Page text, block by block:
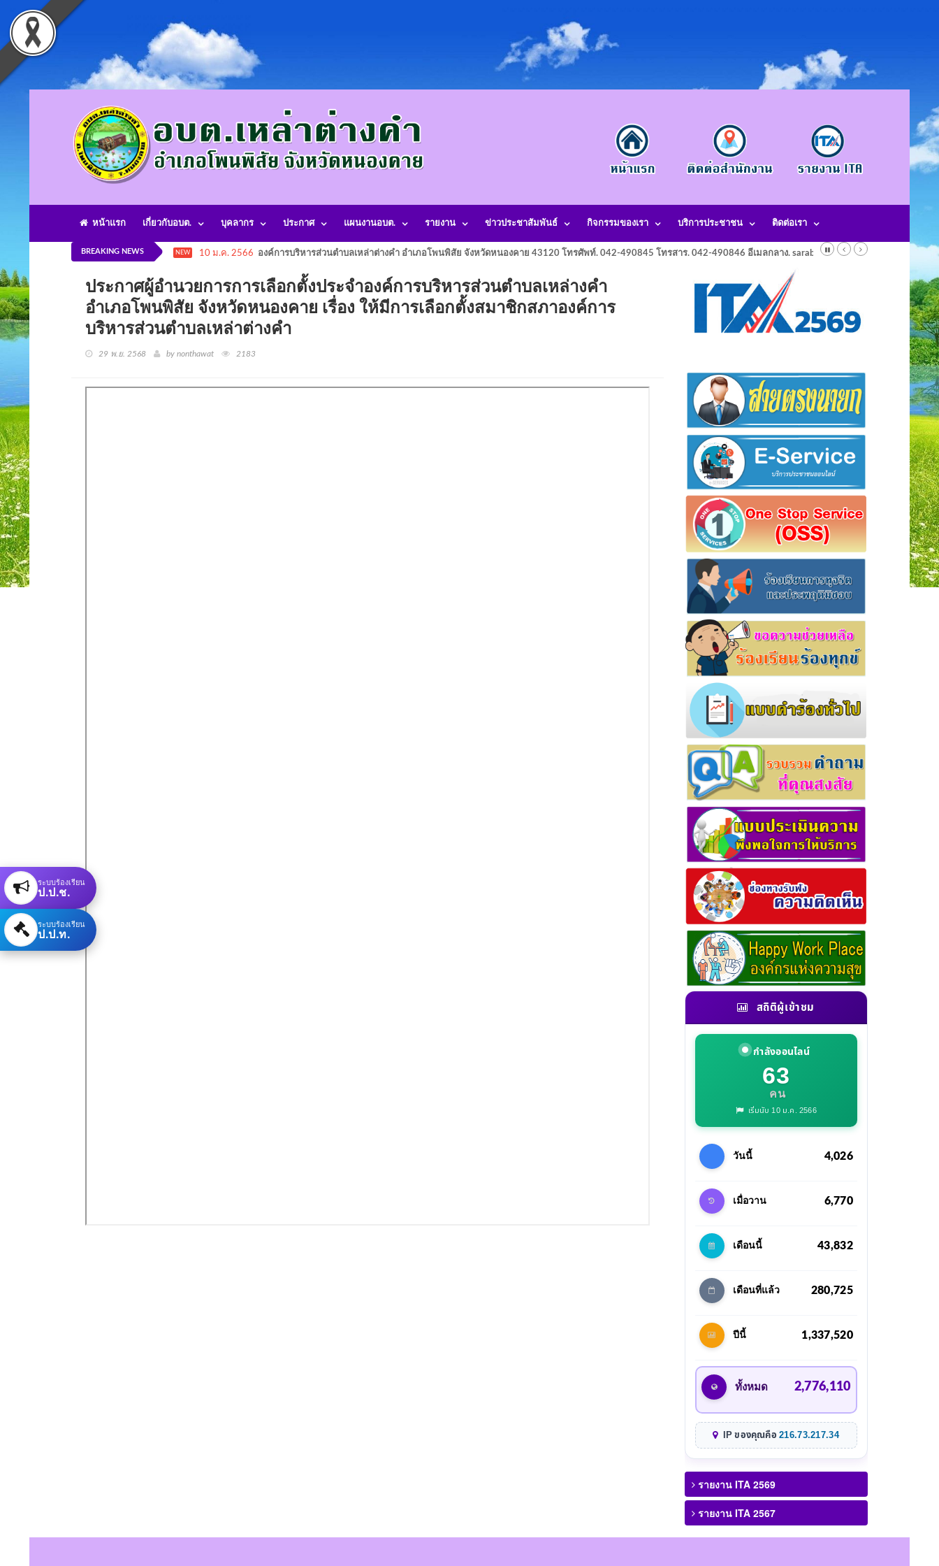
หน้าแรก เกี่ยวกับอบต. บุคลากร ประกาศ แผนงานอบต. รายงาน ข่าวประชาสัมพันธ์ กิจกรรมของเรา บริการประชาชน ติดต่อเรา
BREAKING NEWS NEW 10 ม.ค. 2566 องค์การบริหารส่วนตำบลเหล่าต่างคำ อำเภอโพนพิสัย จังหวัดหนองคาย 43120 โทรศัพท์. 042-490845 โทรสาร. 042-490846 อีเมลกลาง. saraban@laotangkham.go.th
ประกาศผู้อำนวยการการเลือกตั้งประจำองค์การบริหารส่วนตำบลเหล่างคำ
อำเภอโพนพิสัย จังหวัดหนองคาย เรื่อง ให้มีการเลือกตั้งสมาชิกสภาองค์การ
บริหารส่วนตำบลเหล่าต่างคำ
29 พ.ย. 2568 by nonthawat 2183
สถิติผู้เข้าชม
กำลังออนไลน์
63
คน
เริ่มนับ 10 ม.ค. 2566
วันนี้ 4,026
เมื่อวาน 6,770
เดือนนี้ 43,832
เดือนที่แล้ว 280,725
ปีนี้ 1,337,520
ทั้งหมด 2,776,110
IP ของคุณคือ216.73.217.34
รายงาน ITA 2569
รายงาน ITA 2567
ระบบร้องเรียน
ป.ป.ช.
ระบบร้องเรียน
ป.ป.ท.